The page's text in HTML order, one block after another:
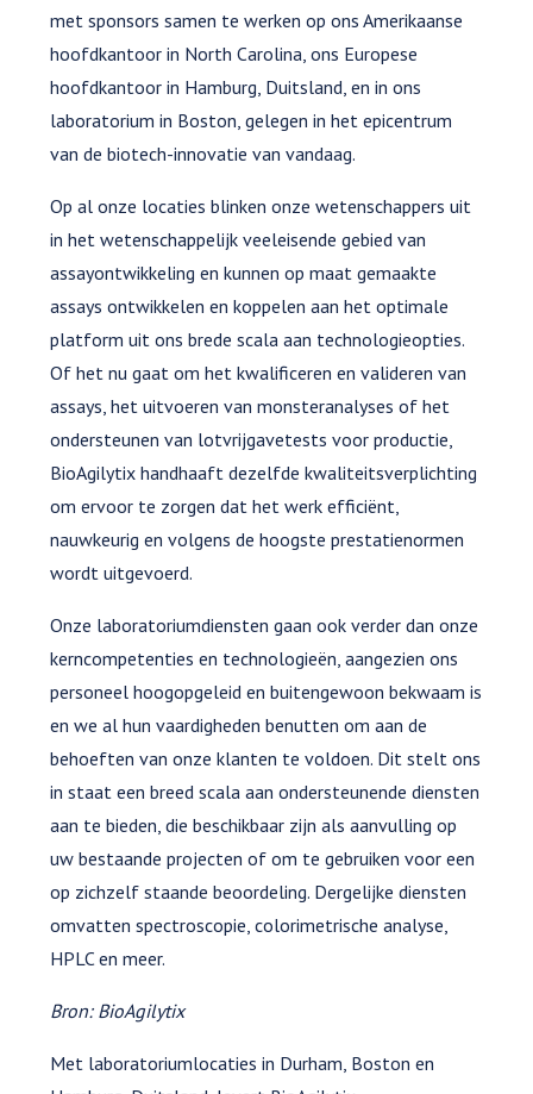
met sponsors samen te werken op ons Amerikaanse
hoofdkantoor in North Carolina, ons Europese
hoofdkantoor in Hamburg, Duitsland, en in ons
laboratorium in Boston, gelegen in het epicentrum
van de biotech-innovatie van vandaag.
Op al onze locaties blinken onze wetenschappers uit
in het wetenschappelijk veeleisende gebied van
assayontwikkeling en kunnen op maat gemaakte
assays ontwikkelen en koppelen aan het optimale
platform uit ons brede scala aan technologieopties.
Of het nu gaat om het kwalificeren en valideren van
assays, het uitvoeren van monsteranalyses of het
ondersteunen van lotvrijgavetests voor productie,
BioAgilytix handhaaft dezelfde kwaliteitsverplichting
om ervoor te zorgen dat het werk efficiënt,
nauwkeurig en volgens de hoogste prestatienormen
wordt uitgevoerd.
Onze laboratoriumdiensten gaan ook verder dan onze
kerncompetenties en technologieën, aangezien ons
personeel hoogopgeleid en buitengewoon bekwaam is
en we al hun vaardigheden benutten om aan de
behoeften van onze klanten te voldoen. Dit stelt ons
in staat een breed scala aan ondersteunende diensten
aan te bieden, die beschikbaar zijn als aanvulling op
uw bestaande projecten of om te gebruiken voor een
op zichzelf staande beoordeling. Dergelijke diensten
omvatten spectroscopie, colorimetrische analyse,
HPLC en meer.
Bron: BioAgilytix
Met laboratoriumlocaties in Durham, Boston en